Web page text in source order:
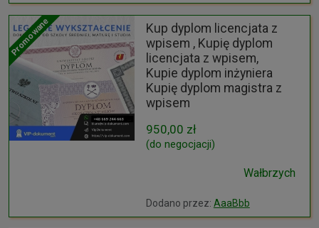
Promowane
Kup dyplom licencjata z
wpisem , Kupię dyplom
licencjata z wpisem,
Kupie dyplom inżyniera
Kupię dyplom magistra z
wpisem
950,00 zł
(do negocjacji)
Wałbrzych
Dodano przez: AaaBbb